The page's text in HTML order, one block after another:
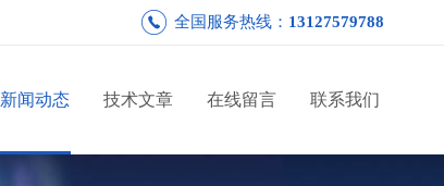
全国服务热线： 13127579788
新闻动态 技术文章 在线留言 联系我们